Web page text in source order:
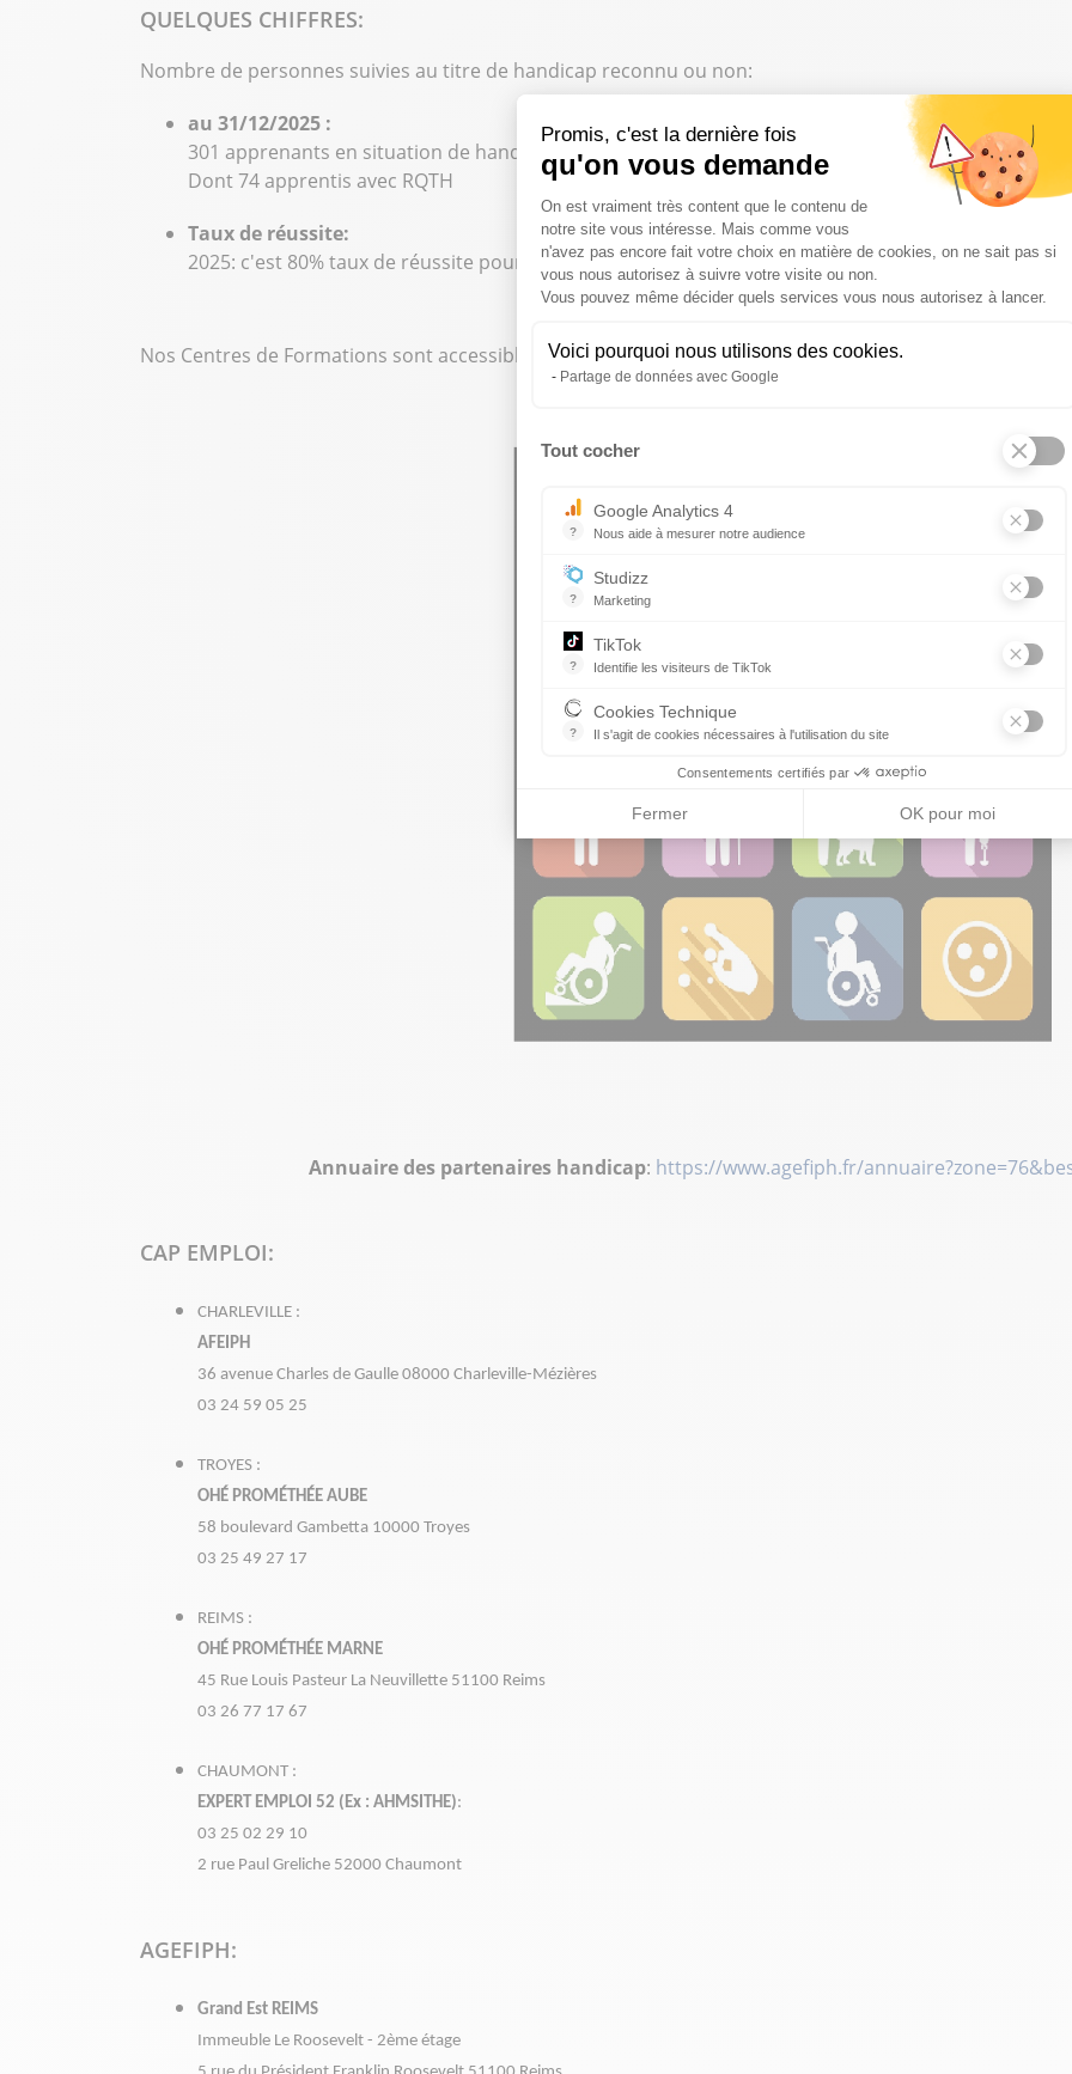
Promis, c'est la dernière fois
qu'on vous demande
Plateforme de Gestion du
On est vraiment très content que le contenu de
notre site vous intéresse. Mais comme vous
n'avez pas encore fait votre choix en matière de cookies, on ne sait pas si
vous nous autorisez à suivre votre visite ou non.
Vous pouvez même décider quels services vous nous autorisez à lancer.
Voici pourquoi nous utilisons des cookies.
Partage de données avec Google
Tout cocher
?
Google Analytics 4
Nous aide à mesurer notre audience
?
Studizz
Marketing
?
TikTok
Identifie les visiteurs de TikTok
?
Cookies Technique
Il s'agit de cookies nécessaires à l'utilisation du site
Consentements certifiés par
Fermer OK pour moi
QUELQUES CHIFFRES:
Nombre de personnes suivies au titre de handicap reconnu ou non:
au 31/12/2025 :
301 apprenants en situation de handicap reconnu ou non
Dont 74 apprentis avec RQTH
Taux de réussite:
2025: c'est 80% taux de réussite pour les apprenants avec une RQTH (reconnaissance de
Nos Centres de Formations sont accessibles aux personnes en situation de handicap.
Annuaire des partenaires handicap: https://www.agefiph.fr/
CAP EMPLOI:
CHARLEVILLE :
AFEIPH
36 avenue Charles de Gaulle 08000 Charleville-Mézières
03 24 59 05 25
TROYES :
OHÉ PROMÉTHÉE AUBE
58 boulevard Gambetta 10000 Troyes
03 25 49 27 17
REIMS :
OHÉ PROMÉTHÉE MARNE
45 Rue Louis Pasteur La Neuvillette 51100 Reims
03 26 77 17 67
CHAUMONT :
EXPERT EMPLOI 52 (Ex : AHMSITHE):
03 25 02 29 10
2 rue Paul Greliche 52000 Chaumont
AGEFIPH:
Grand Est REIMS
Immeuble Le Roosevelt - 2ème étage